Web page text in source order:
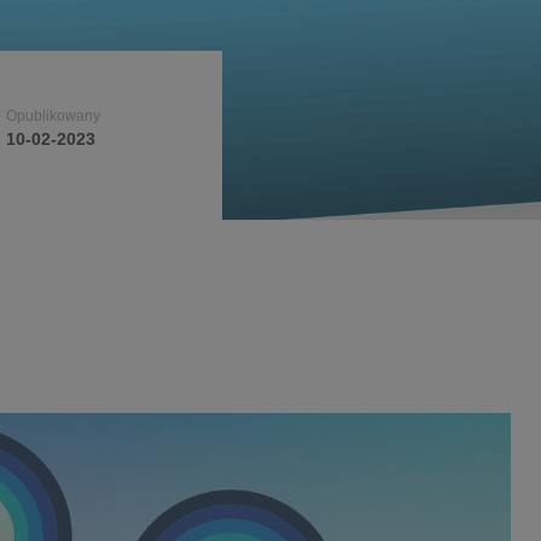
Opublikowany
10-02-2023
Opublikowany
10-02-2023
Opublikowany
10-02-2023